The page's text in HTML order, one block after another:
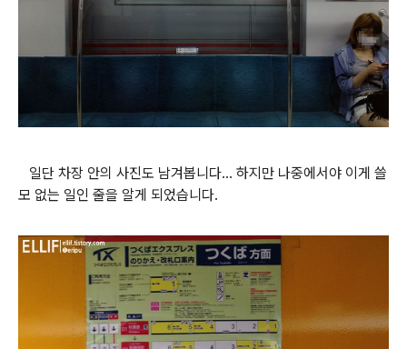
일단 차장 안의 사진도 남겨봅니다... 하지만 나중에서야 이게 쓸
모 없는 일인 줄을 알게 되었습니다.